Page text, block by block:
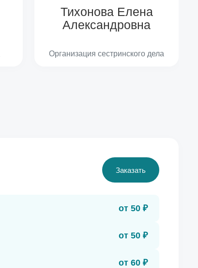
Тихонова Елена
Александровна
Организация сестринского дела
Заказать
от 50 ₽
от 50 ₽
от 60 ₽